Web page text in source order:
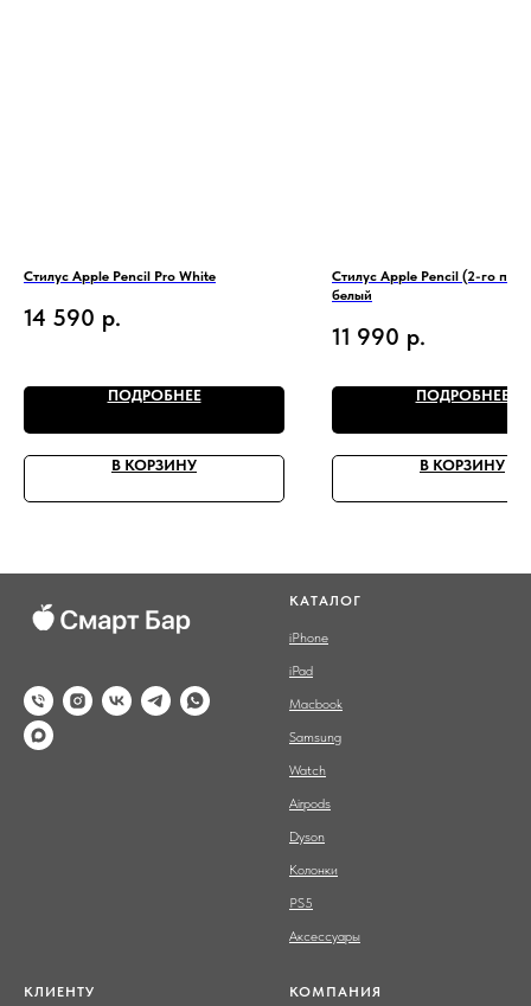
Стилус Apple Pencil Pro White
14 590 р.
ПОДРОБНЕЕ
В КОРЗИНУ
Стилус Apple Pencil (2-го
белый
11 990 р.
ПОДРОБНЕЕ
В КОРЗИНУ
КАТАЛОГ
iPhone
iPad
Macbook
Samsung
Watch
Airpods
Dyson
Колонки
PS5
Аксессуары
КЛИЕНТУ КОМПАНИЯ